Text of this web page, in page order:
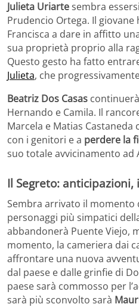
Julieta Uriartesembra
Prudencio Ortega. Il
Francisca a dare in affitto
sua proprietà proprio alla
Questo gesto ha fatto
Julieta, che
Beatriz Dos Casas
Hernando e Camila. Il
Marcela e Matias
con i genitori e a perdere la
suo totale avvicinamento ad
Il Segreto: anticipazioni,
Sembra arrivato il momento
personaggi più simpatici
abbandonerà Puente Viejo,
momento, la cameriera dai
affrontare una nuova
dal paese e dalle grinfie di
paese sarà commosso per
sarà più sconvolto sarà